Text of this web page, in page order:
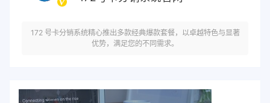
172 号卡分销系统精心推出多款经典爆款套餐，以卓越特色与显著
优势，满足您的不同需求。